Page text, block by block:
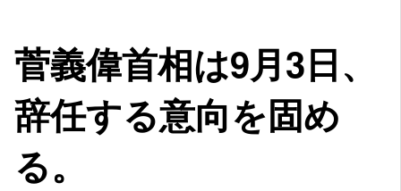
菅義偉首相は9月3日、
辞任する意向を固め
る。